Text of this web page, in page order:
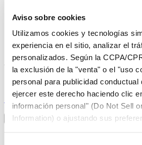
Aviso sobre cookies
Utilizamos cookies y tecnologías
experiencia en el sitio, analizar el
personalizados. Según la CCPA/
la exclusión de la "venta" o el "uso
personal para publicidad
ejercer este derecho haciendo clic
información personal" (Do Not Sell
Information) o ajustando sus
Aviso sobre cookies
Condiciones de venta
Desistimiento del contrato
Sistema de información
Únase al club Certina
Suscríbase para recibir información
Suscríbase
Seleccionar país/región
Alternador de idioma